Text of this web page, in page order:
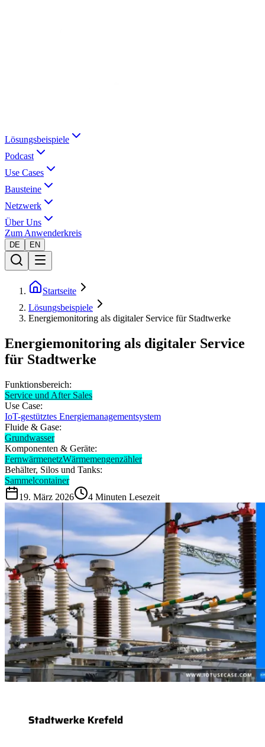
Lösungsbeispiele
Podcast
Use Cases
Bausteine
Netzwerk
Über Uns
Zum Anwenderkreis
DE EN
Startseite
Lösungsbeispiele
Energiemonitoring als digitaler Service für Stadtwerke
Energiemonitoring als digitaler Service
für Stadtwerke
Funktionsbereich:
Service und After Sales
Use Case:
IoT-gestütztes Energiemanagementsystem
Fluide & Gase:
Grundwasser
Komponenten & Geräte:
FernwärmenetzWärmemengenzähler
Behälter, Silos und Tanks:
Sammelcontainer
19. März 2026
4 Minuten Lesezeit